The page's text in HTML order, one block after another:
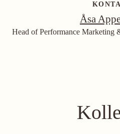
Åsa
Head of Performance Marketing